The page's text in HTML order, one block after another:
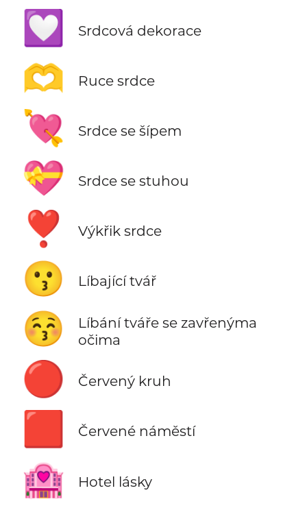
💟 Srdcová dekorace
🫶 Ruce srdce
💘 Srdce se šípem
💝 Srdce se stuhou
❣️ Výkřik srdce
😗 Líbající tvář
😚
Líbání tváře se zavřenýma
očima
🔴 Červený kruh
🟥 Červené náměstí
🏩 Hotel lásky